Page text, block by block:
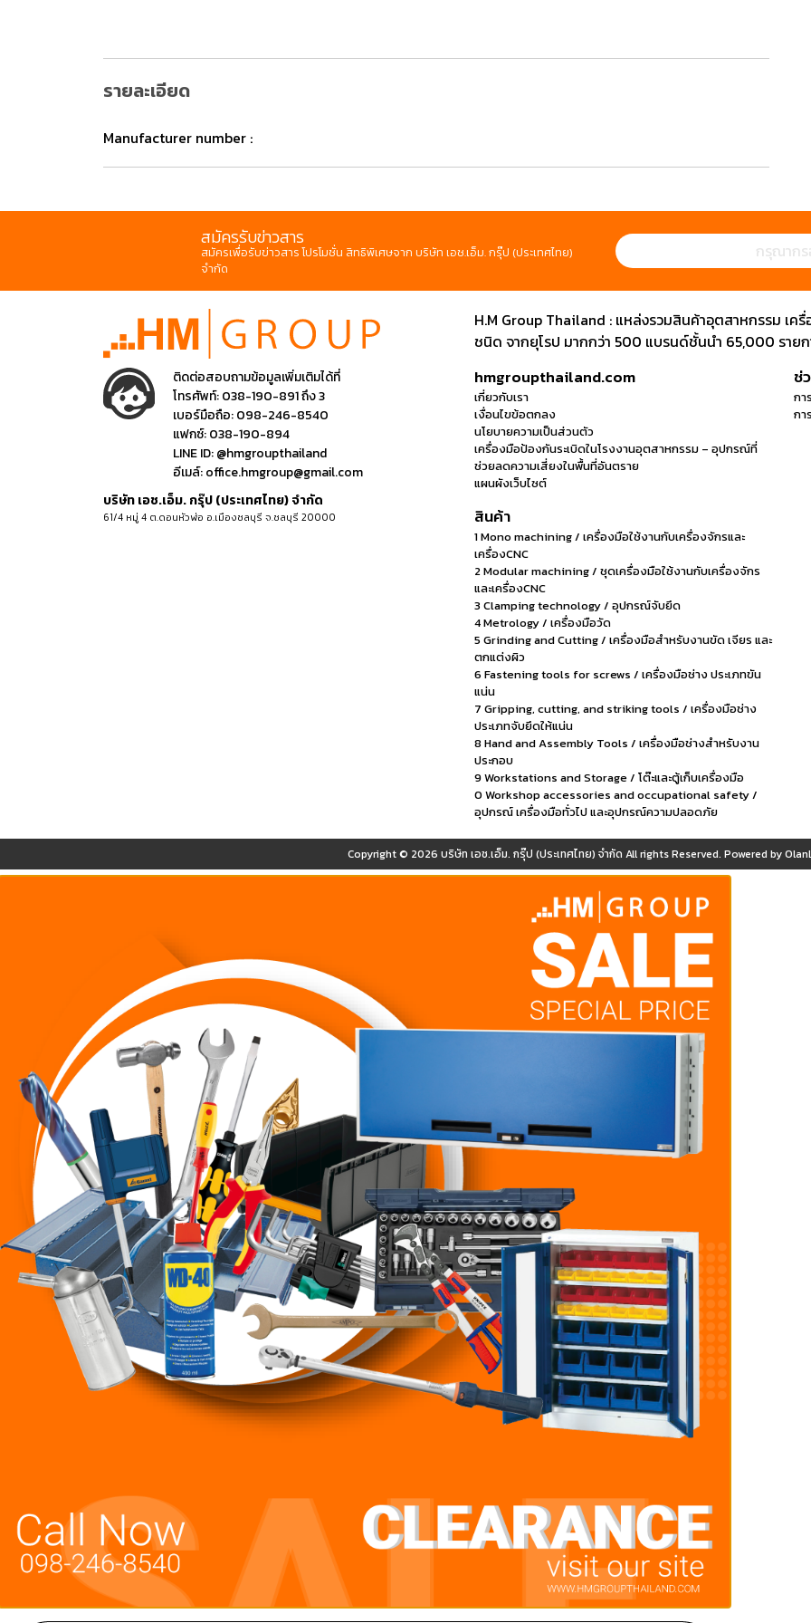
รายละเอียด
Manufacturer number :
สมัครรับข่าวสาร
สมัครเพื่อรับข่าวสาร โปรโมชั่น สิทธิพิเศษจาก บริษัท เอช.เอ็ม. กรุ๊ป (ประเทศไทย)
จำกัด
ติดต่อสอบถามข้อมูลเพิ่มเติมได้ที่
โทรศัพท์:038-190-891 ถึง 3
เบอร์มือถือ:098-246-8540
แฟกซ์:038-190-894
LINE ID:@hmgroupthailand
อีเมล์:office.hmgroup@gmail.com
บริษัท เอช.เอ็ม. กรุ๊ป (ประเทศไทย) จำกัด
61/4 หมู่ 4 ต.ดอนหัวฬ่อ อ.เมืองชลบุรี จ.ชลบุรี 20000
H.M Group Thailand : แหล่งรวมสินค้าอุตสาหกรรม เค
ชนิด จากยุโรป มากกว่า 500 แบรนด์ชั้นนำ 65,000 รายก
hmgroupthailand.com
เกี่ยวกับเรา
เงื่อนไขข้อตกลง
นโยบายความเป็นส่วนตัว
เครื่องมือป้องกันระเบิดในโรงงานอุตสาหกรรม – อุปกรณ์ที่
ช่วยลดความเสี่ยงในพื้นที่อันตราย
แผนผังเว็บไซต์
ช่
กา
กา
สินค้า
1 Mono machining / เครื่องมือใช้งานกับเครื่องจักรและ
เครื่องCNC
2 Modular machining / ชุดเครื่องมือใช้งานกับเครื่องจักร
และเครื่องCNC
3 Clamping technology / อุปกรณ์จับยึด
4 Metrology / เครื่องมือวัด
5 Grinding and Cutting / เครื่องมือสำหรับงานขัด เจียร และ
ตกแต่งผิว
6 Fastening tools for screws / เครื่องมือช่าง ประเภทขัน
แน่น
7 Gripping, cutting, and striking tools / เครื่องมือช่าง
ประเภทจับยึดให้แน่น
8 Hand and Assembly Tools / เครื่องมือช่างสำหรับงาน
ประกอบ
9 Workstations and Storage / โต๊ะและตู้เก็บเครื่องมือ
0 Workshop accessories and occupational safety /
อุปกรณ์ เครื่องมือทั่วไป และอุปกรณ์ความปลอดภัย
Copyright © 2026 บริษัท เอช.เอ็ม. กรุ๊ป (ประเทศไทย) จำกัด All rights Reserved. Powered by